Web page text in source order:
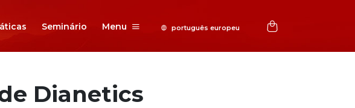
Seminário Menu
Dianetics